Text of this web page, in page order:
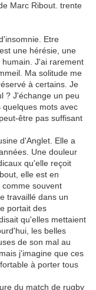
Marc Ribout. trente
Etre
une hérésie, une
J'ai rarement
Ma solitude me
à certains. Je
? J'échange un peu
mots avec
être pas suffisant
d'Anglet. Elle a
Une douleur
qu'elle reçoit
elle est en
souvent
travaillé dans un
portait des
qu'elles mettaient
les belles
de son mal au
j'imagine que ces
à porter tous
du match de rugby